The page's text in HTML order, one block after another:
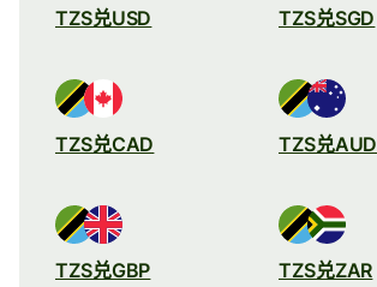
TZS兑USD TZS兑SGD
TZS兑CAD TZS兑AUD
TZS兑GBP TZS兑ZAR